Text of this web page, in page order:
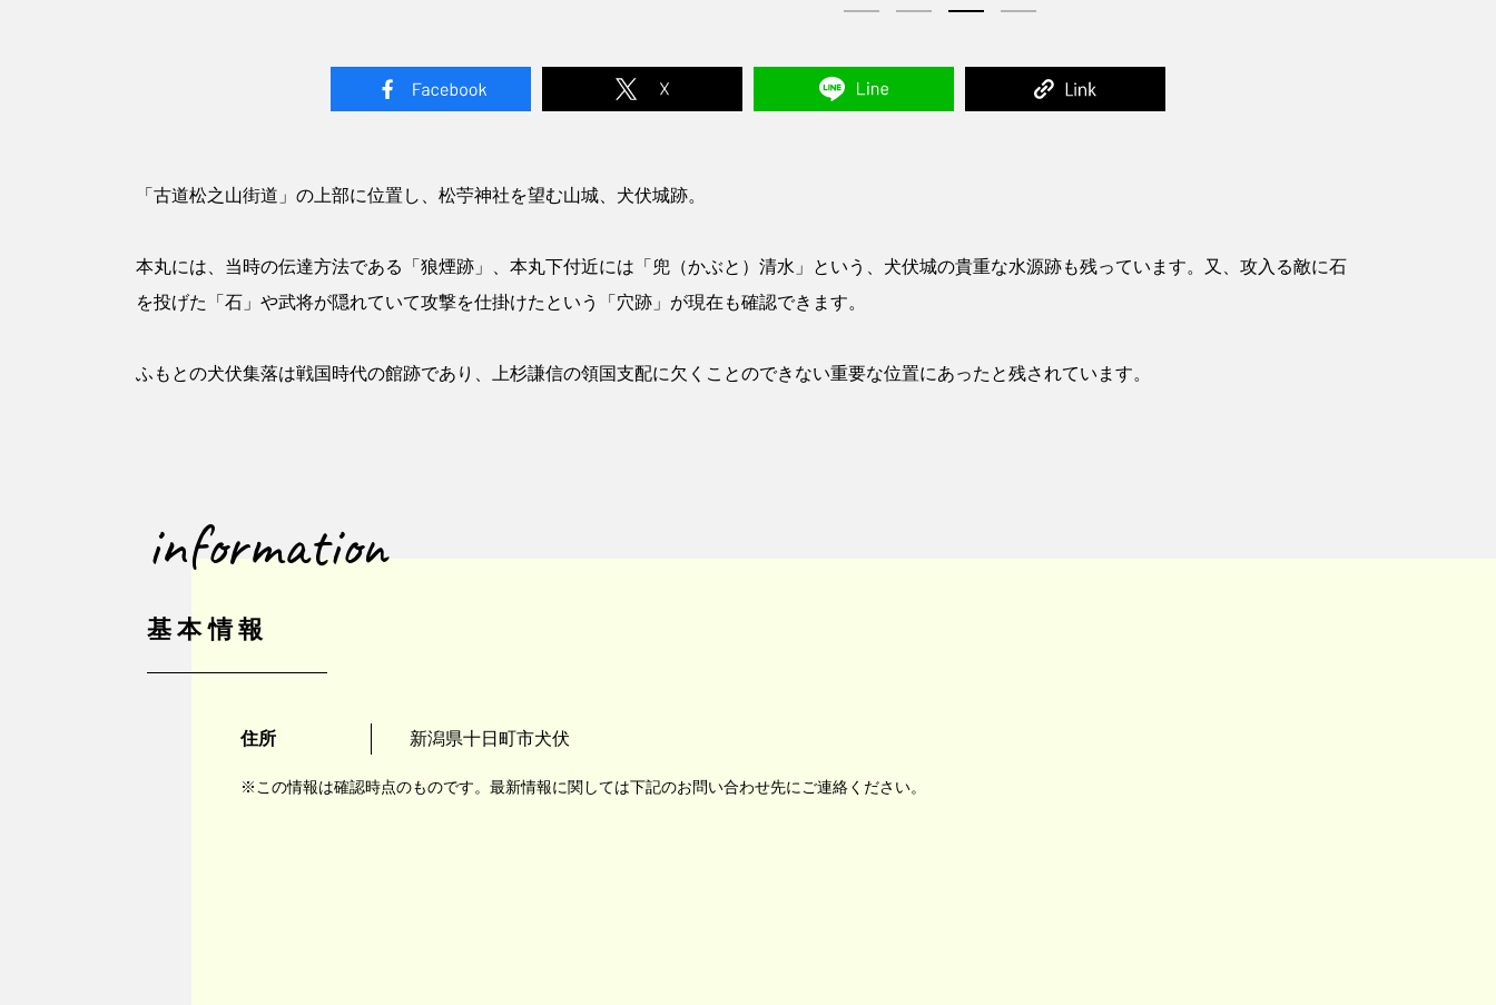
「古道松之山街道」の上部に位置し、松苧神社を望む山城、犬伏城跡。
本丸には、当時の伝達方法である「狼煙跡」、本丸下付近には「兜（かぶと）清水」という、犬伏城の貴重な水源跡も残っています。又、攻入る敵に石
を投げた「石」や武将が隠れていて攻撃を仕掛けたという「穴跡」が現在も確認できます。
ふもとの犬伏集落は戦国時代の館跡であり、上杉謙信の領国支配に欠くことのできない重要な位置にあったと残されています。
information
基本情報
住所 新潟県十日町市犬伏
※この情報は確認時点のものです。最新情報に関しては下記のお問い合わせ先にご連絡ください。